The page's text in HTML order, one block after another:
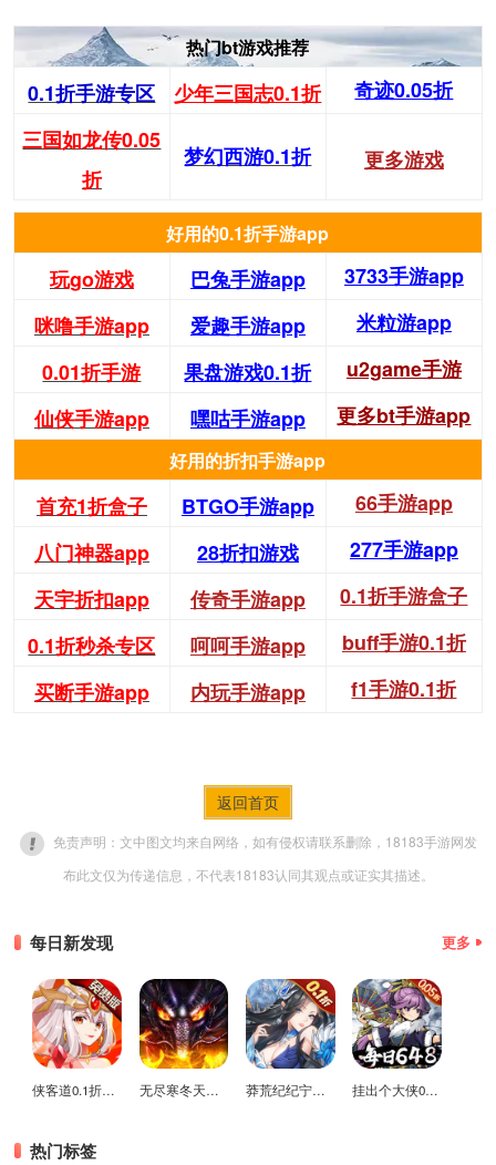
热门bt游戏推荐
0.1折手游专区 少年三国志0.1折
奇迹0.05折
三国如龙传0.05
折
梦幻西游0.1折 更多游戏
好用的0.1折手游app
玩go游戏 巴兔手游app
3733手游app
咪噜手游app
爱趣手游app
米粒游app
0.01折手游
果盘游戏0.1折
u2game手游
仙侠手游app
嘿咕手游app 更多bt手游app
好用的折扣手游app
首充1折盒子 BTGO手游app
66手游app
八门神器app
28折扣游戏
277手游app
天宇折扣app
传奇手游app
0.1折手游盒子
0.1折秒杀专区
呵呵手游app
buff手游0.1折
买断手游app
内玩手游app f1手游0.1折
返回首页
免责声明：文中图文均来自网络，如有侵权请联系删除，18183手游网发
布此文仅为传递信息，不代表18183认同其观点或证实其描述。
每日新发现 更多
侠客道0.1折变态版 无尽寒冬天蛇新春送礼版 莽荒纪纪宁传奇0.1折送无限连抽版 挂出个大侠0.05折免单福利版
热门标签